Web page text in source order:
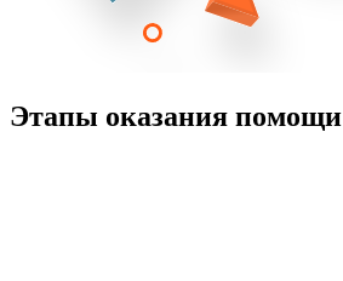
Этапы оказания помощи